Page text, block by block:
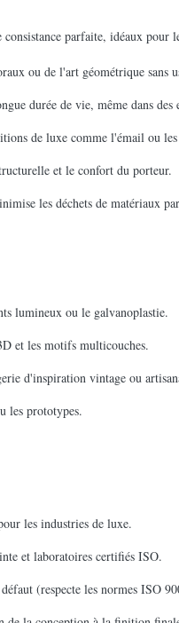
parfaite, idéaux pour
ou de l'art géométrique sans
durée de vie, même dans des
de luxe comme l'émail ou les
et le confort du porteur.
les déchets de matériaux
lumineux ou le galvanoplastie.
et les motifs multicouches.
d'inspiration vintage ou
les prototypes.
les industries de luxe.
et laboratoires certifiés ISO.
(respecte les normes ISO